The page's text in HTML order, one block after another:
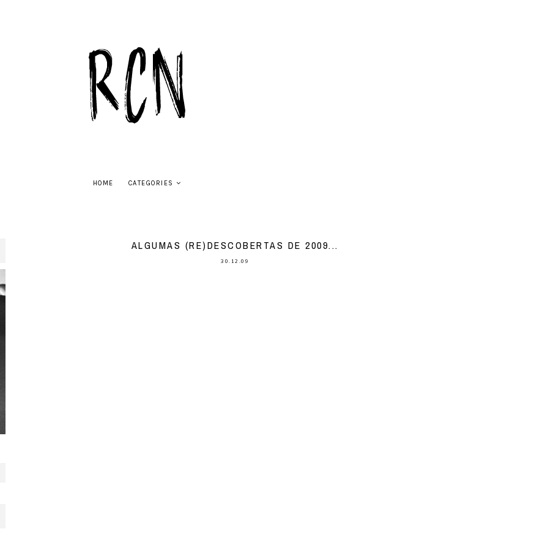
HOME CATEGORIES
ALGUMAS (RE)DESCOBERTAS DE 2009...
30.12.09